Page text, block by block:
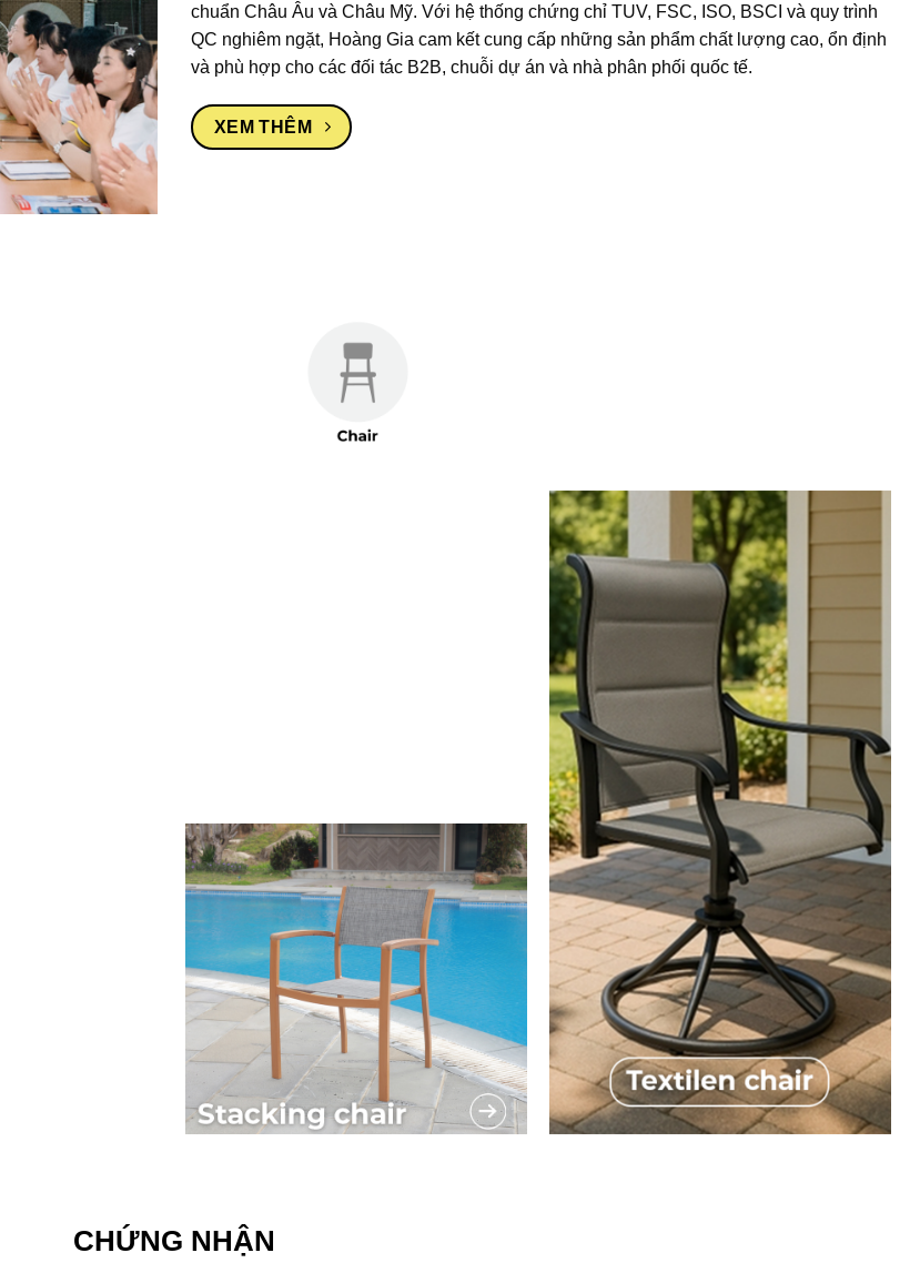
chuẩn Châu Âu và Châu Mỹ. Với hệ thống chứng chỉ TUV, FSC, ISO, BSCI và quy trình
QC nghiêm ngặt, Hoàng Gia cam kết cung cấp những sản phẩm chất lượng cao, ổn định
và phù hợp cho các đối tác B2B, chuỗi dự án và nhà phân phối quốc tế.
XEM THÊM
CHỨNG NHẬN